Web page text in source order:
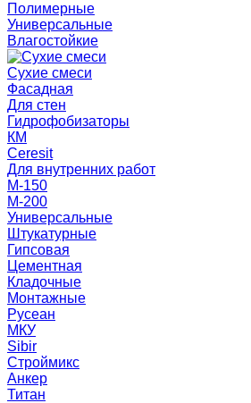
Полимерные
Универсальные
Влагостойкие
Сухие смеси
Фасадная
Для стен
Гидрофобизаторы
КМ
Ceresit
Для внутренних работ
М-150
М-200
Универсальные
Штукатурные
Гипсовая
Цементная
Кладочные
Монтажные
Русеан
МКУ
Sibir
Строймикс
Анкер
Титан